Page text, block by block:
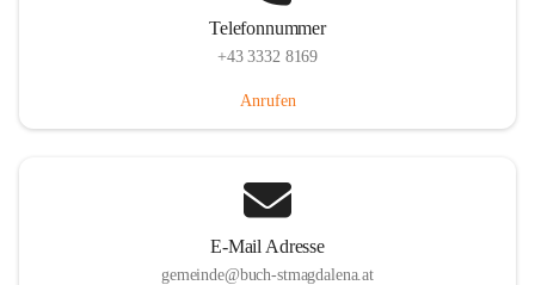
Telefonnummer
+43 3332 8169
Anrufen
E-Mail Adresse
gemeinde@buch-stmagdalena.at